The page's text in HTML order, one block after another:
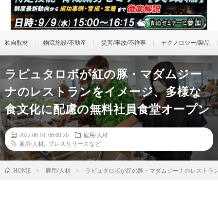
独自取材 物流施設/不動産 災害/事故/不祥事 テクノロジー/製品
ラピュタロボが紅の豚・マダムジー
ナのレストランをイメージ、多様な
食文化に配慮の無料社員食堂オープン
2022.06.10 06:00:20
雇用/人材
雇用/人材
プレスリリースなど
HOME 雇用/人材 ラピュタロボが紅の豚・マダムジーナのレスト